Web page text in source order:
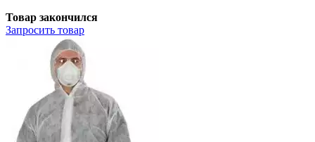
Товар закончился
Запросить товар